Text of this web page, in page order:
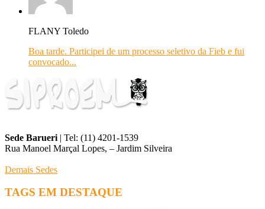
FLANY Toledo
Boa tarde. Participei de um processo seletivo da Fieb e fui
convocado...
Sede Barueri | Tel: (11) 4201-1539
Rua Manoel Marçal Lopes, – Jardim Silveira
Demais Sedes
TAGS EM DESTAQUE